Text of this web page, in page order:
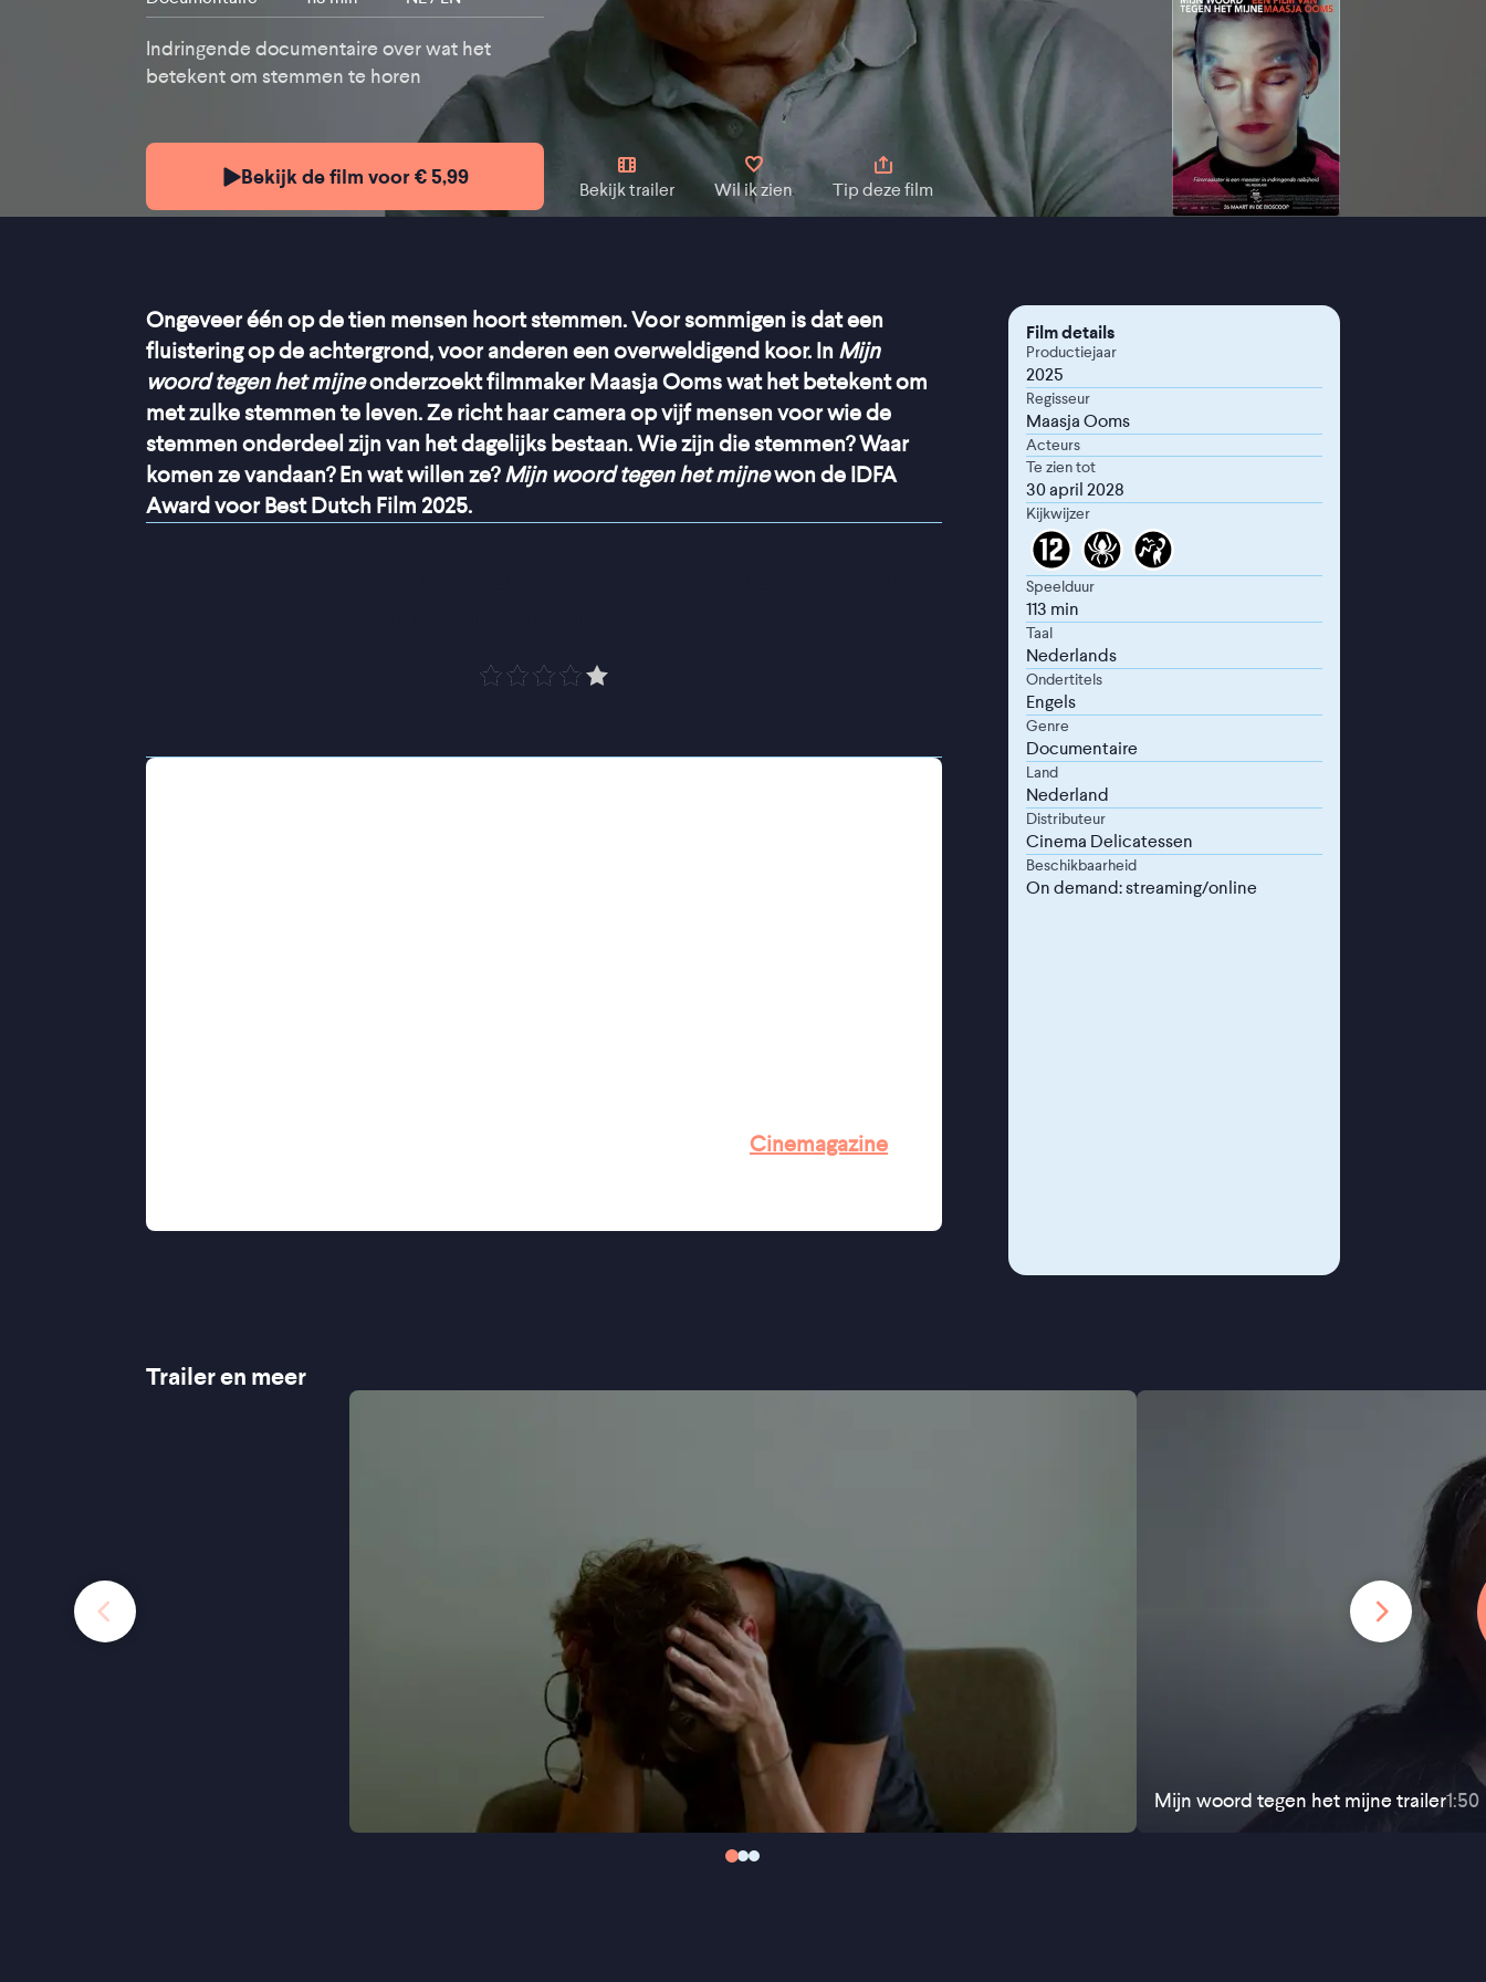
Indringende documentaire over wat het
betekent om stemmen te horen
Bekijk de film voor € 5,99
Bekijk trailer Wil ik zien Tip deze film
Ongeveer één op de tien mensen hoort stemmen. Voor sommigen is dat een
fluistering op de achtergrond, voor anderen een overweldigend koor. In Mijn
woord tegen het mijneonderzoekt filmmaker Maasja Ooms wat het betekent om
met zulke stemmen te leven. Ze richt haar camera op vijf mensen voor wie de
stemmen onderdeel zijn van het dagelijks bestaan. Wie zijn die stemmen? Waar
komen ze vandaan? En wat willen ze?Mijn woord tegen het mijnewon de IDFA
Award voor Best Dutch Film 2025.
In een therapeutische setting gaan de patiënten het gesprek aan met een
Cinemagazine
Film details
Productiejaar
2025
Regisseur
Maasja Ooms
Acteurs
Te zien tot
30 april 2028
Kijkwijzer
Speelduur
113 min
Taal
Nederlands
Ondertitels
Engels
Genre
Documentaire
Land
Nederland
Distributeur
Cinema Delicatessen
Beschikbaarheid
On demand: streaming/online
Trailer en meer
Mijn woord tegen het mijne trailer1:50